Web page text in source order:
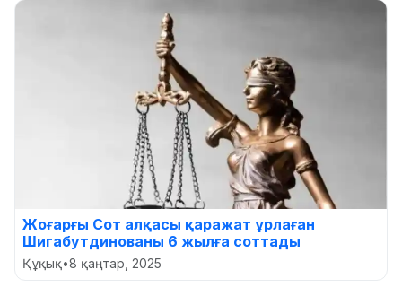
Жоғарғы Сот алқасы қаражат ұрлаған
Шигабутдинованы 6 жылға соттады
Құқық•8 қаңтар, 2025